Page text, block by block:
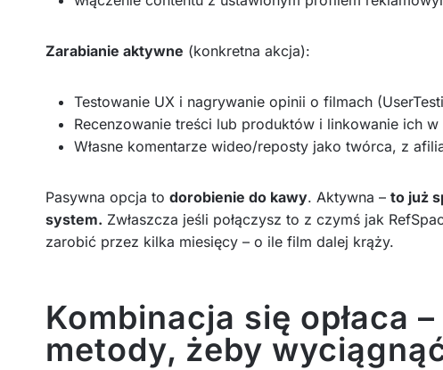
Zarabianie aktywne (konkretna akcja):
Testowanie UX i nagrywanie opinii o filmach
Recenzowanie treści lub produktów i linkowanie ich
Własne komentarze wideo/reposty jako twórca, z
Pasywna opcja to dorobienie do kawy. Aktywna – to już
system. Zwłaszcza jeśli połączysz to z czymś jak
zarobić przez kilka miesięcy – o ile film dalej krąży.
Kombinacja się opłaca
metody, żeby